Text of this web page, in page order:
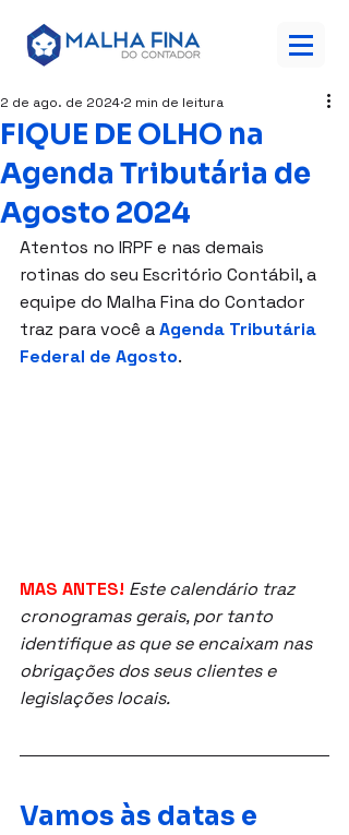
FIQUE DE OLHO na
Agenda Tributária de
Agosto 2024
2 de ago. de 2024 2 min de leitura
Atentos no IRPF e nas demais
rotinas do seu Escritório Contábil, a
equipe do Malha Fina do Contador
traz para você a Agenda Tributária
Federal de Agosto.
MAS ANTES! Este calendário traz
cronogramas gerais, por tanto
identifique as que se encaixam nas
obrigações dos seus clientes e
legislações locais.
Vamos às datas e